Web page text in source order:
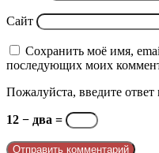
Сайт
Сохранить моё имя,
последующих моих
Пожалуйста, введите
12 − два =